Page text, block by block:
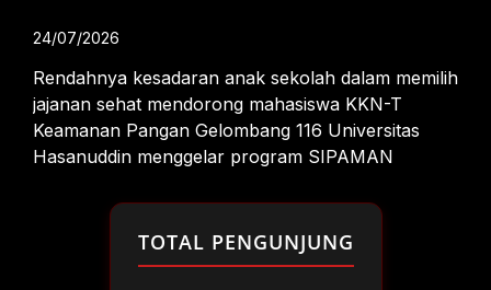
24/07/2026
Rendahnya kesadaran anak sekolah dalam memilih
jajanan sehat mendorong mahasiswa KKN-T
Keamanan Pangan Gelombang 116 Universitas
Hasanuddin menggelar program SIPAMAN
TOTAL PENGUNJUNG